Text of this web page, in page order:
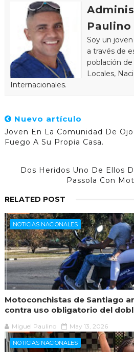
Paulino
Soy un
a través de
población
Locales,
Internacionales.
Nuevo artículo
Joven En La Comunidad De
Fuego A Su Propia Casa.
Dos Heridos Uno De Ellos
Passola Con
RELATED POST
NOTICIAS NACIONALES
Motoconchistas de Santiago
contra uso obligatorio del
Miguel Paulino May 13, 2026
NOTICIAS NACIONALES